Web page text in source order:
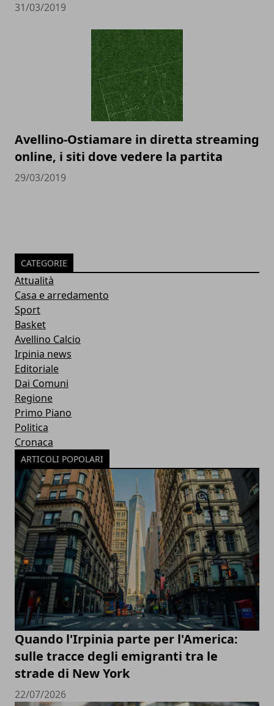
31/03/2019
Avellino-Ostiamare in diretta streaming
online, i siti dove vedere la partita
29/03/2019
CATEGORIE
Attualità
Casa e arredamento
Sport
Basket
Avellino Calcio
Irpinia news
Editoriale
Dai Comuni
Regione
Primo Piano
Politica
Cronaca
ARTICOLI POPOLARI
Quando l'Irpinia parte per l'America:
sulle tracce degli emigranti tra le
strade di New York
22/07/2026